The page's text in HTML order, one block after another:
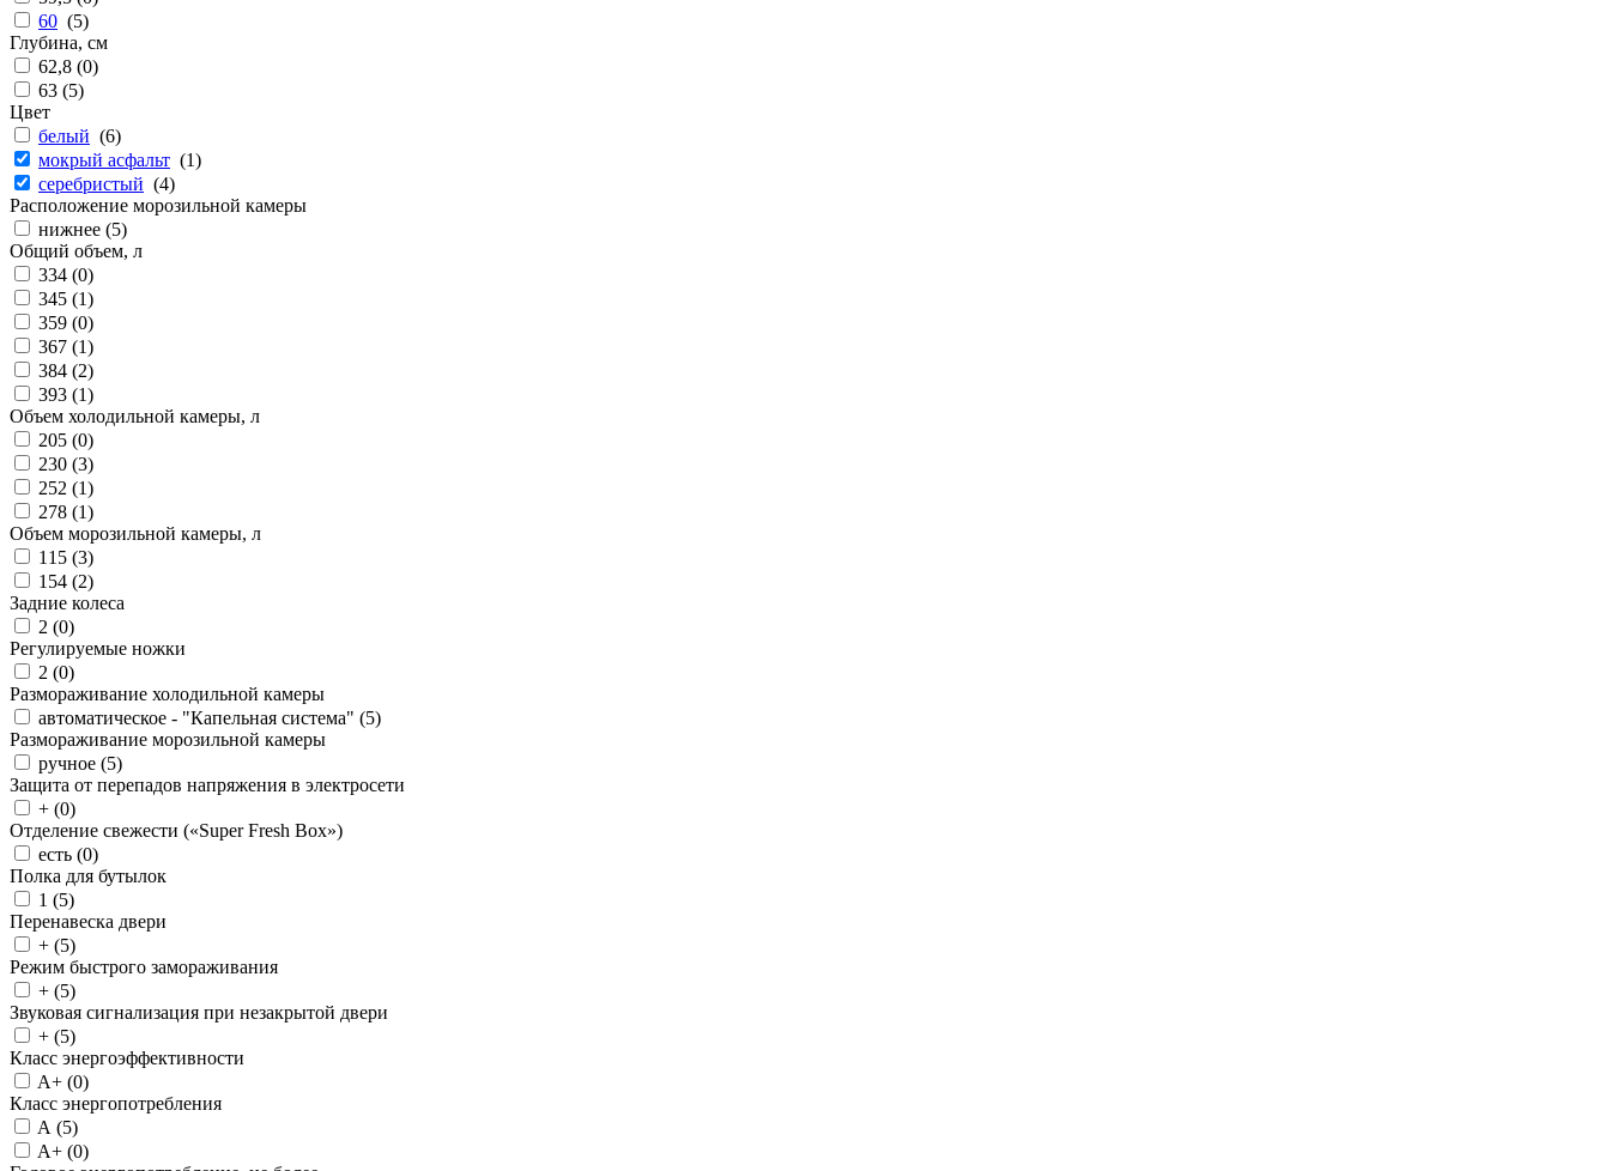
60 (5)
Глубина, см
62,8 (0)
63 (5)
Цвет
белый (6)
мокрый асфальт (1)
серебристый (4)
Расположение морозильной камеры
нижнее (5)
Общий объем, л
334 (0)
345 (1)
359 (0)
367 (1)
384 (2)
393 (1)
Объем холодильной камеры, л
205 (0)
230 (3)
252 (1)
278 (1)
Объем морозильной камеры, л
115 (3)
154 (2)
Задние колеса
2 (0)
Регулируемые ножки
2 (0)
Размораживание холодильной камеры
автоматическое - "Капельная система" (5)
Размораживание морозильной камеры
ручное (5)
Защита от перепадов напряжения в электросети
+ (0)
Отделение свежести («Super Fresh Box»)
есть (0)
Полка для бутылок
1 (5)
Перенавеска двери
+ (5)
Режим быстрого замораживания
+ (5)
Звуковая сигнализация при незакрытой двери
+ (5)
Класс энергоэффективности
A+ (0)
Класс энергопотребления
A (5)
A+ (0)